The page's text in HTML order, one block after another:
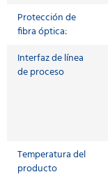
Protección de
fibra óptica:
Interfaz de línea
de proceso
Temperatura del
producto